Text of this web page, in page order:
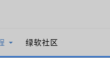
绿软社区